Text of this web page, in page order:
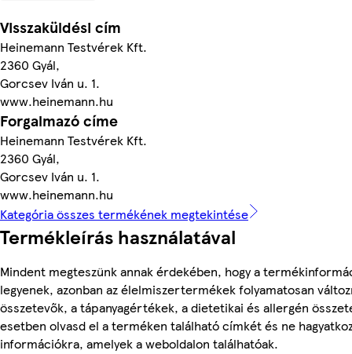
Visszaküldési cím
Heinemann Testvérek Kft.
2360 Gyál,
Gorcsev Iván u. 1.
www.heinemann.hu
Forgalmazó címe
Heinemann Testvérek Kft.
2360 Gyál,
Gorcsev Iván u. 1.
www.heinemann.hu
Kategória összes termékének megtekintése
Termékleírás használatával
Mindent megteszünk annak érdekében, hogy a
legyenek, azonban az élelmiszertermékek folyamatosan
összetevők, a tápanyagértékek, a dietetikai és allergén
esetben olvasd el a terméken található címkét és ne
információkra, amelyek a weboldalon találhatóak.